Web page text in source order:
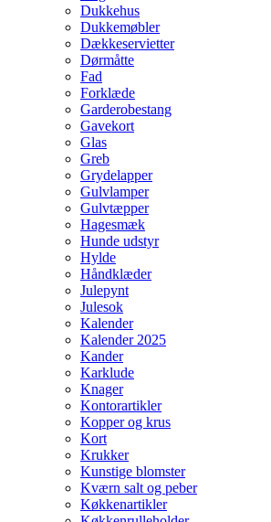
Dukkehus
Dukkemøbler
Dækkeservietter
Dørmåtte
Fad
Forklæde
Garderobestang
Gavekort
Glas
Greb
Grydelapper
Gulvlamper
Gulvtæpper
Hagesmæk
Hunde udstyr
Hylde
Håndklæder
Julepynt
Julesok
Kalender
Kalender 2025
Kander
Karklude
Knager
Kontorartikler
Kopper og krus
Kort
Krukker
Kunstige blomster
Kværn salt og peber
Køkkenartikler